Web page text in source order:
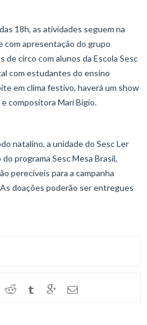
18h, as atividades seguem na
com apresentação do grupo
de circo com alunos da Escola Sesc
com estudantes do ensino
em clima festivo, haverá um show
compositora Mari Bigio.
natalino, a unidade do Sesc Ler
programa Sesc Mesa Brasil,
perecíveis para a campanha
doações poderão ser entregues